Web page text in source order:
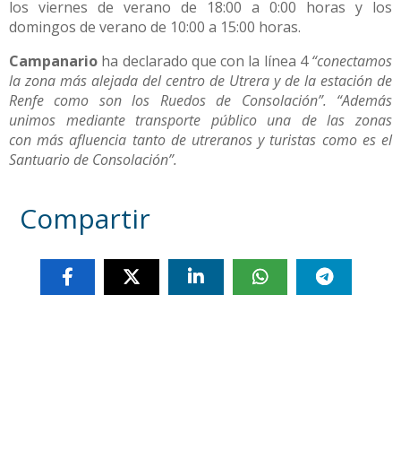
los viernes de verano de 18:00 a 0:00 horas y los
domingos de verano de 10:00 a 15:00 horas.
Campanario ha declarado que con la línea 4“conectamos
la zona más alejada del centro de Utrera y de la estación de
Renfe como son los Ruedos de Consolación”. “Además
unimos mediante transporte público una de las zonas
con más afluencia tanto de utreranos y turistas como es el
Santuario de Consolación”.
Compartir